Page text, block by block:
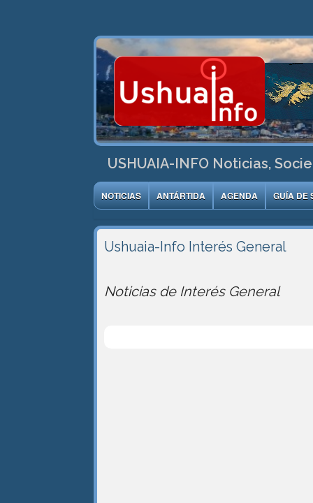
USHUAIA-INFO Noticias,
NOTICIAS ANTÁRTIDA AGENDA GUÍA DE
Ushuaia-Info Interés General
Noticias de Interés General